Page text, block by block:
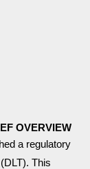
OVERVIEW
a regulatory
This